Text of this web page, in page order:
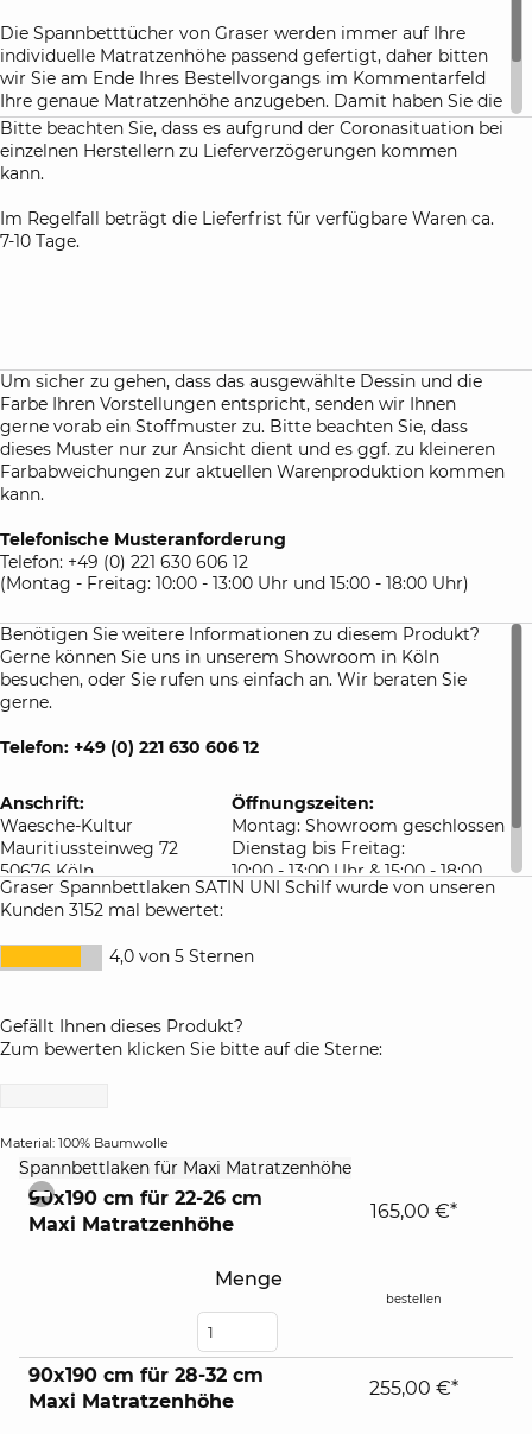
Die Spannbetttücher von Graser werden immer auf Ihre
individuelle Matratzenhöhe passend gefertigt, daher bitten
wir Sie am Ende Ihres Bestellvorgangs im Kommentarfeld
Ihre genaue Matratzenhöhe anzugeben. Damit haben Sie die
Gewähr, dass die Spannbetttücher nach dem ersten
Waschen perfekt Ihre Matratze umhüllen.
Bitte beachten Sie, dass es aufgrund der Coronasituation bei
einzelnen Herstellern zu Lieferverzögerungen kommen
kann.
Im Regelfall beträgt die Lieferfrist für verfügbare Waren ca.
7-10 Tage.
Um sicher zu gehen, dass das ausgewählte Dessin und die
Farbe Ihren Vorstellungen entspricht, senden wir Ihnen
gerne vorab ein Stoffmuster zu. Bitte beachten Sie, dass
dieses Muster nur zur Ansicht dient und es ggf. zu kleineren
Farbabweichungen zur aktuellen Warenproduktion kommen
kann.
Telefonische Musteranforderung
Telefon: +49 (0) 221 630 606 12
(Montag - Freitag: 10:00 - 13:00 Uhr und 15:00 - 18:00 Uhr)
Benötigen Sie weitere Informationen zu diesem Produkt?
Gerne können Sie uns in unserem Showroom in Köln
besuchen, oder Sie rufen uns einfach an. Wir beraten Sie
gerne.
Telefon: +49 (0) 221 630 606 12
Anschrift:
Waesche-Kultur
Mauritiussteinweg 72
50676 Köln
Deutschland
Öffnungszeiten:
Montag: Showroom geschlossen
Dienstag bis Freitag:
10:00 - 13:00 Uhr & 15:00 - 18:00
Uhr
Samstag: 10:00 - 16:00 Uhr
Graser Spannbettlaken SATIN UNI Schilf wurde von unseren
Kunden 3152 mal bewertet:
4,0 von 5 Sternen
Gefällt Ihnen dieses Produkt?
Zum bewerten klicken Sie bitte auf die Sterne:
Material: 100% Baumwolle
Spannbettlaken für Maxi Matratzenhöhe
collapse
90x190 cm für 22-26 cm
Maxi Matratzenhöhe
Menge
165,00 €*
bestellen
90x190 cm für 28-32 cm
Maxi Matratzenhöhe
255,00 €*